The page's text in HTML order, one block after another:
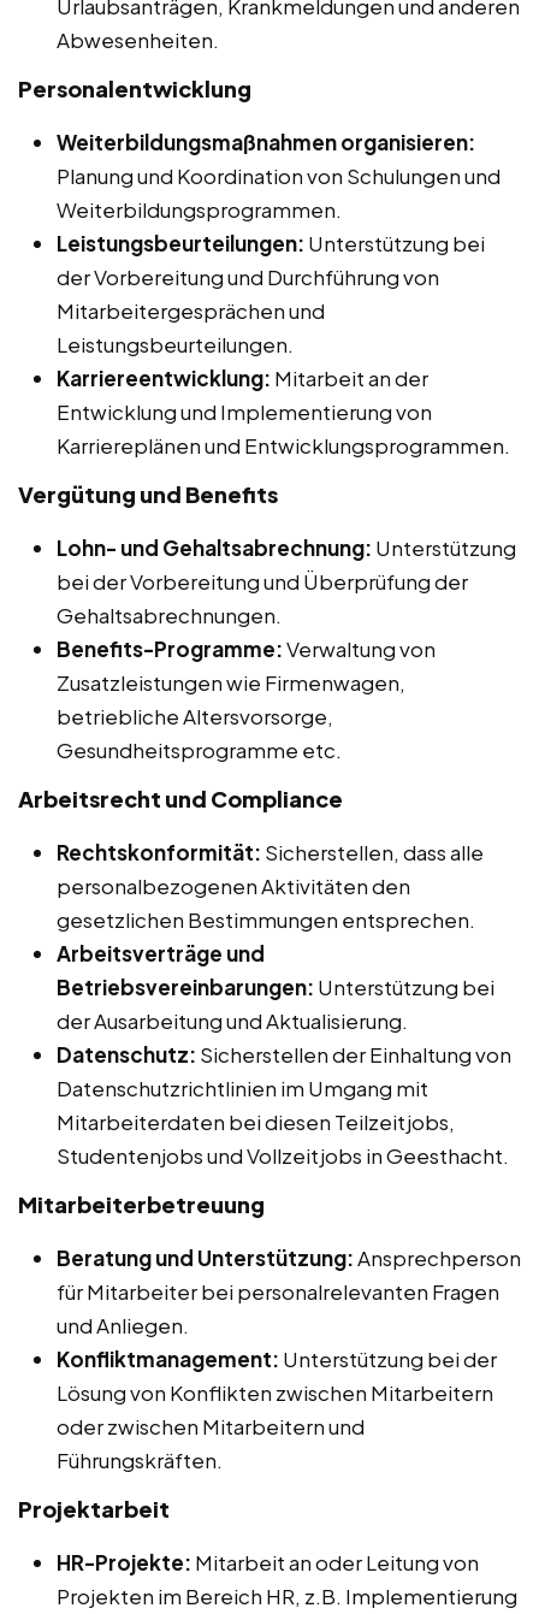
Urlaubsanträgen, Krankmeldungen und anderen
Abwesenheiten.
Personalentwicklung
Weiterbildungsmaßnahmen organisieren:
Planung und Koordination von Schulungen und
Weiterbildungsprogrammen.
Leistungsbeurteilungen: Unterstützung bei
der Vorbereitung und Durchführung von
Mitarbeitergesprächen und
Leistungsbeurteilungen.
Karriereentwicklung: Mitarbeit an der
Entwicklung und Implementierung von
Karriereplänen und Entwicklungsprogrammen.
Vergütung und Benefits
Lohn- und Gehaltsabrechnung: Unterstützung
bei der Vorbereitung und Überprüfung der
Gehaltsabrechnungen.
Benefits-Programme:Verwaltung von
Zusatzleistungen wie Firmenwagen,
betriebliche Altersvorsorge,
Gesundheitsprogramme etc.
Arbeitsrecht und Compliance
Rechtskonformität: Sicherstellen, dass alle
personalbezogenen Aktivitäten den
gesetzlichen Bestimmungen entsprechen.
Arbeitsverträge und
Betriebsvereinbarungen: Unterstützung bei
der Ausarbeitung und Aktualisierung.
Datenschutz: Sicherstellen der Einhaltung von
Datenschutzrichtlinien im Umgang mit
Mitarbeiterdaten bei diesen Teilzeitjobs,
Studentenjobs und Vollzeitjobs in Geesthacht.
Mitarbeiterbetreuung
Beratung und Unterstützung:Ansprechperson
für Mitarbeiter bei personalrelevanten Fragen
und Anliegen.
Konfliktmanagement: Unterstützung bei der
Lösung von Konflikten zwischen Mitarbeitern
oder zwischen Mitarbeitern und
Führungskräften.
Projektarbeit
HR-Projekte: Mitarbeit an oder Leitung von
Projekten im Bereich HR, z.B. Implementierung